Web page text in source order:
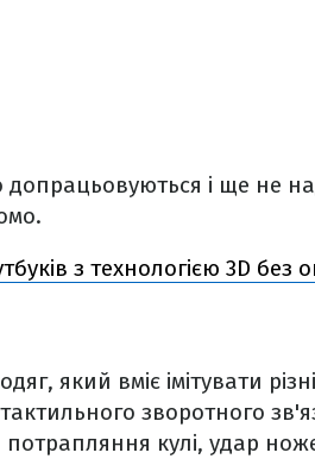
допрацьовуються і ще не
з технологією 3D без
який вміє імітувати
зворотного
кулі, удар